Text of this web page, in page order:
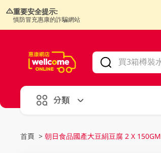
重要安全提示:
慎防冒充惠康的詐騙網站
分類
首頁 > 朝日食品國產大豆絹豆腐 2 X 150GM